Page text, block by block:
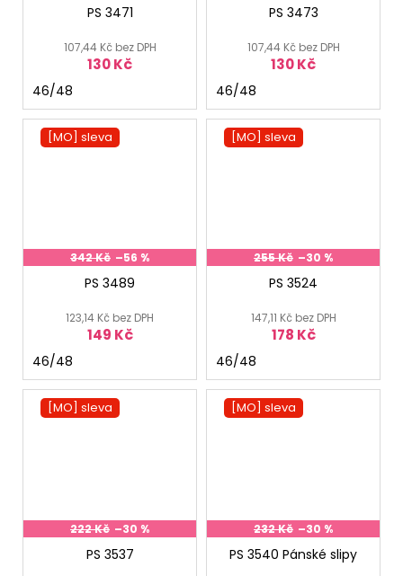
PS 3471
107,44 Kč bez DPH
130 Kč
46/48
PS 3473
107,44 Kč bez DPH
130 Kč
46/48
[MO] sleva
342 Kč –56 %
PS 3489
123,14 Kč bez DPH
149 Kč
46/48
[MO] sleva
255 Kč –30 %
PS 3524
147,11 Kč bez DPH
178 Kč
46/48
[MO] sleva
222 Kč –30 %
PS 3537
[MO] sleva
232 Kč –30 %
PS 3540 Pánské slipy